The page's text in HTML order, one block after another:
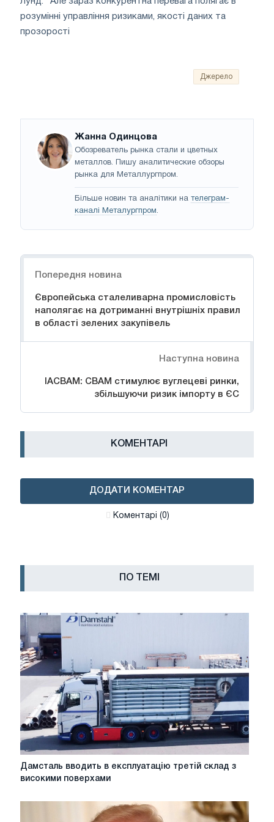
розумінні управління ризиками, якості даних та
прозорості
Джерело
Жанна Одинцова
Обозреватель рынка стали и цветных
металлов. Пишу аналитические обзоры
рынка для Металлургпром.
Більше новин та аналітики на телеграм-
каналі Металургпром.
Попередня новина
Європейська сталеливарна промисловість
наполягає на дотриманні внутрішніх правил
в області зелених закупівель
Наступна новина
IACBAM: CBAM стимулює вуглецеві ринки,
збільшуючи ризик імпорту в ЄС
КОМЕНТАРІ
ДОДАТИ КОМЕНТАР
Коментарі (0)
ПО ТЕМІ
Дамсталь
вводить
Дамсталь вводить в експлуатацію третій склад з
високими поверхами